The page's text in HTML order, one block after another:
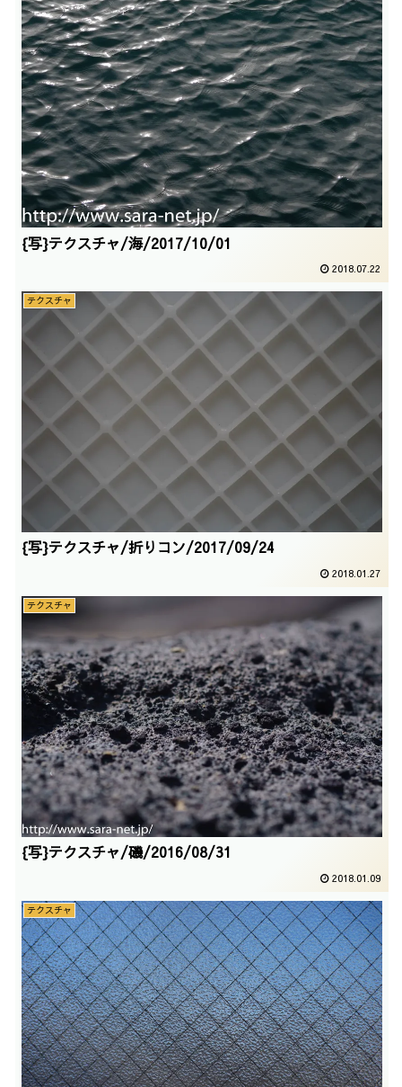
{写}テクスチャ/海/2017/10/01
2018.07.22
テクスチャ
{写}テクスチャ/折りコン/2017/09/24
2018.01.27
テクスチャ
{写}テクスチャ/磯/2016/08/31
2018.01.09
テクスチャ